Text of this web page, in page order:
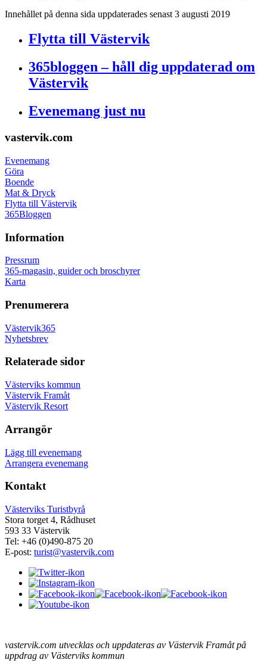
Innehållet på denna sida uppdaterades senast 3 augusti 2019
Flytta till Västervik
365bloggen – håll dig uppdaterad om
Västervik
Evenemang just nu
Footer
vastervik.com
Evenemang
Göra
Boende
Mat & Dryck
Flytta till Västervik
365Bloggen
Information
Pressrum
365-magasin, guider och broschyrer
Karta
Prenumerera
Västervik365
Nyhetsbrev
Relaterade sidor
Västerviks kommun
Västervik Framåt
Västervik Resort
Arrangör
Lägg till evenemang
Arrangera evenemang
Kontakt
Västerviks Turistbyrå
Stora torget 4, Rådhuset
593 33 Västervik
Tel: +46 (0)490-875 20
E-post: turist@vastervik.com
vastervik.com utvecklas och uppdateras av Västervik Framåt på
uppdrag av Västerviks kommun